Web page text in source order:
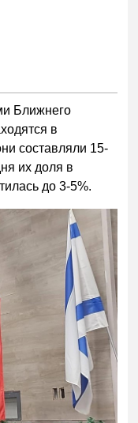
Ближнего
в
составляли 15-
их доля в
до 3-5%.